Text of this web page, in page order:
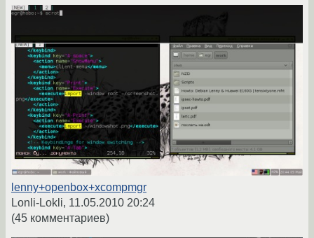
lenny+openbox+xcompmgr
Lonli-Lokli, 11.05.2010 20:24
(45 комментариев)